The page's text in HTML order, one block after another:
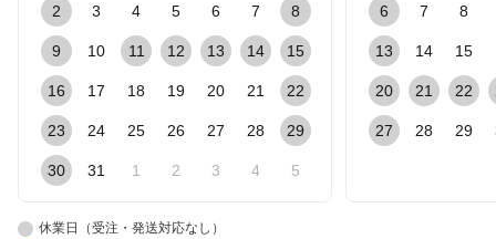
2 3 4 5 6 7 8
9 10 11 12 13 14 15
16 17 18 19 20 21 22
23 24 25 26 27 28 29
30 31 1 2 3 4 5
6 7 8
13 14 15
20 21 22
27 28 29
休業日（受注・発送対応なし）